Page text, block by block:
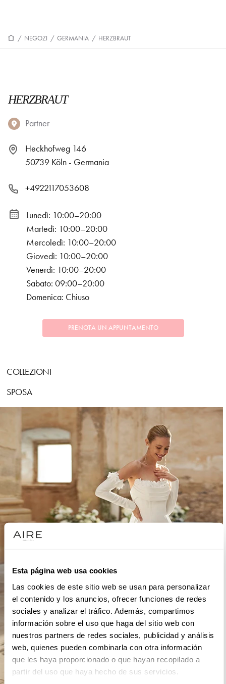
Esta página web usa cookies
Las cookies de este sitio web se usan para personalizar
el contenido y los anuncios, ofrecer funciones de redes
sociales y analizar el tráfico. Además, compartimos
información sobre el uso que haga del sitio web con
nuestros partners de redes sociales, publicidad y análisis
web, quienes pueden combinarla con otra información
que les haya proporcionado o que hayan recopilado a
partir del uso que haya hecho de sus servicios.
/ NEGOZI / GERMANIA / HERZBRAUT
HERZBRAUT
Partner
Heckhofweg 146
50739 Köln - Germania
+4922117053608
Lunedì: 10:00–20:00
Martedì: 10:00–20:00
Mercoledì: 10:00–20:00
Giovedì: 10:00–20:00
Venerdì: 10:00–20:00
Sabato: 09:00–20:00
Domenica: Chiuso
PRENOTA UN APPUNTAMENTO
COLLEZIONI
SPOSA